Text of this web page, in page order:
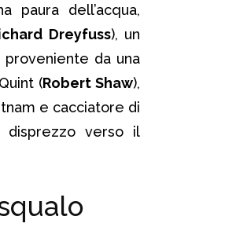
paura dell’acqua,
Dreyfuss), un
da una
(Robert Shaw),
e cacciatore di
disprezzo verso il